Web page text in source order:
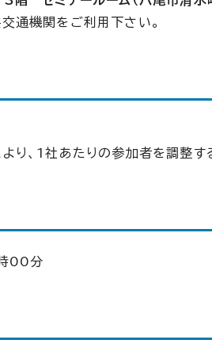
通機関をご利用下さい。
り、1社あたりの参加者を調整す
00分